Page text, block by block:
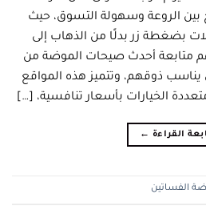
بين الروعة وسهولة التسوق، حيث
بضغطة زر بدلًا من الذهاب إلى
متابعة أحدث صيحات الموضة من
يناسب ذوقهم، وتتميز هذه المواقع
الخيارات بأسعار تنافسية، […]
القراءة ←
الفساتين